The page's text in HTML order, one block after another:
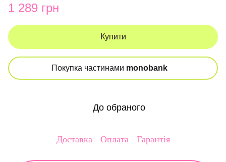
1 289 грн
Купити
Покупка частинами monobank
До обраного
Доставка Оплата Гарантія